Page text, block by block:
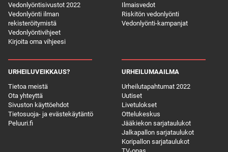
Vedonlyöntisivustot 2022
Vedonlyönti ilman
rekisteröitymistä
Vedonlyöntivihjeet
Kirjoita oma vihjeesi
Ilmaisvedot
Riskitön vedonlyönti
Vedonlyönti-kampanjat
URHEILUVEIKKAUS?
Tietoa meistä
Ota yhteyttä
Sivuston käyttöehdot
Tietosuoja- ja evästekäytäntö
Peluuri.fi
URHEILUMAAILMA
Urheilutapahtumat 2022
Uutiset
Livetulokset
Ottelukeskus
Jääkiekon sarjataulukot
Jalkapallon sarjataulukot
Koripallon sarjataulukot